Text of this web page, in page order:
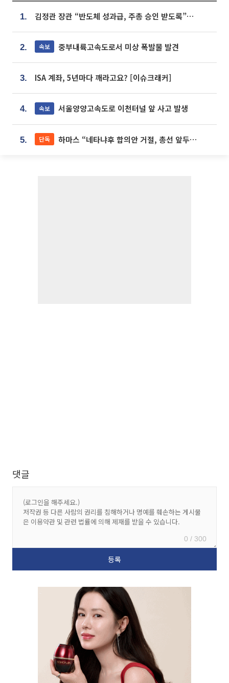
1. 김정관 장관 “반도체 성과급, 주총 승인 받도록”…상법·자본시장법 개정 시사
2. 속보 중부내륙고속도로서 미상 폭발물 발견
3. ISA 계좌, 5년마다 깨라고요? [이슈크래커]
4. 속보 서울양양고속도로 이천터널 앞 사고 발생
5. 단독 하마스 “네타냐후 합의안 거절, 총선 앞두고 시간 끌기”
댓글
0 / 300